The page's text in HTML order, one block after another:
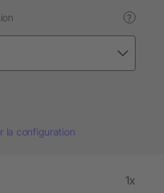
?
la configuration
1x